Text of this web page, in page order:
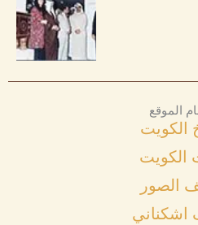
الموقع
الكويت
الكويت
الصور
اشكناني